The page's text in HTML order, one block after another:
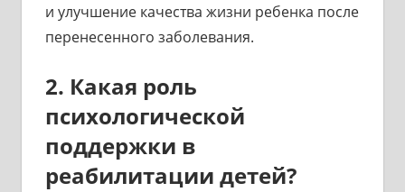
и улучшение качества жизни ребенка после
перенесенного заболевания.
2. Какая роль
психологической
поддержки в
реабилитации детей?